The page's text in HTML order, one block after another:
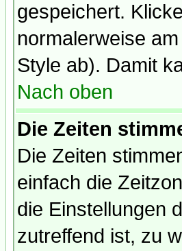
gespeichert.
normalerweise
Style ab). Damit
Nach oben
Die Zeiten
Die Zeiten
einfach die
die Einstellungen
zutreffend ist, zu